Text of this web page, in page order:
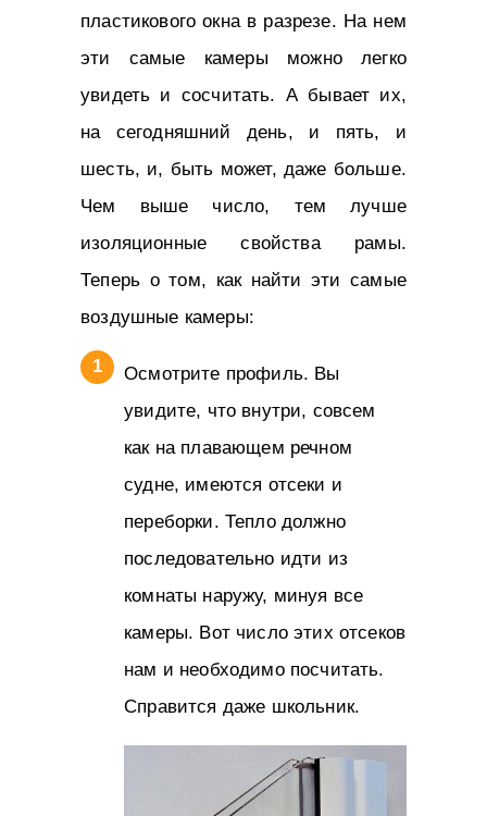
пластикового окна в разрезе. На нем
эти самые камеры можно легко
увидеть и сосчитать. А бывает их,
на сегодняшний день, и пять, и
шесть, и, быть может, даже больше.
Чем выше число, тем лучше
изоляционные свойства рамы.
Теперь о том, как найти эти самые
воздушные камеры:
Осмотрите профиль. Вы
увидите, что внутри, совсем
как на плавающем речном
судне, имеются отсеки и
переборки. Тепло должно
последовательно идти из
комнаты наружу, минуя все
камеры. Вот число этих отсеков
нам и необходимо посчитать.
Справится даже школьник.